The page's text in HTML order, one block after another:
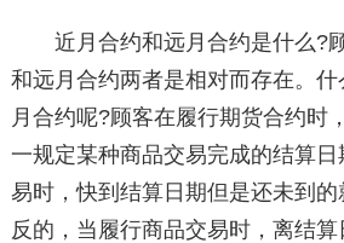
近月合约和远月合约是什么?
和远月合约两者是相对而存在。
月合约呢?顾客在履行期货合约时
一规定某种商品交易完成的结算
易时，快到结算日期但是还未到的
反的，当履行商品交易时，离结